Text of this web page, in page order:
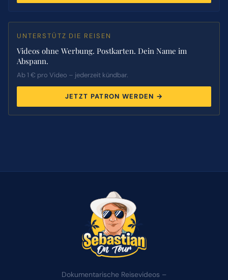
UNTERSTÜTZ DIE REISEN
Videos ohne Werbung. Postkarten. Dein Name im
Abspann.
Ab 1 € pro Video – jederzeit kündbar.
JETZT PATRON WERDEN →
Dokumentarische Reisevideos –